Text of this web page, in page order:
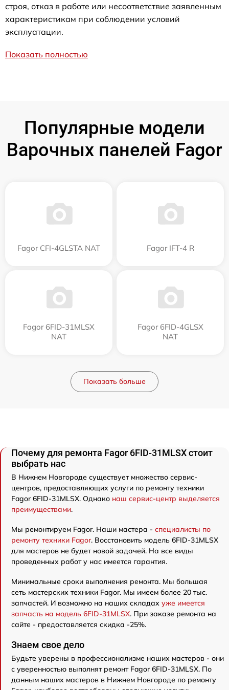
строя, отказ в работе или несоответствие заявленным
характеристикам при соблюдении условий
эксплуатации.
Показать полностью
Популярные модели
Варочных панелей Fagor
Fagor CFI-4GLSTA NAT Fagor IFT-4 R
Fagor 6FID-31MLSX
NAT
Fagor 6FID-4GLSX
NAT
Показать больше
Почему для ремонта Fagor 6FID-31MLSX стоит
выбрать нас
В Нижнем Новгороде существует множество сервис-
центров, предоставляющих услуги по ремонту техники
Fagor 6FID-31MLSX. Однако наш сервис-центр выделяется
преимуществами.
Мы ремонтируем Fagor. Наши мастера - специалисты по
ремонту техники Fagor. Восстановить модель 6FID-31MLSX
для мастеров не будет новой задачей. На все виды
проведенных работ у нас имеется гарантия.
Минимальные сроки выполнения ремонта. Мы большая
сеть мастерских техники Fagor. Мы имеем более 20 тыс.
запчастей. И возможно на наших складах уже имеется
запчасть на модель 6FID-31MLSX. При заказе ремонта на
сайте - предоставляется скидка -25%.
Знаем свое дело
Будьте уверены в профессионализме наших мастеров - они
с уверенностью выполнят ремонт Fagor 6FID-31MLSX. По
данным наших мастеров в Нижнем Новгороде по ремонту